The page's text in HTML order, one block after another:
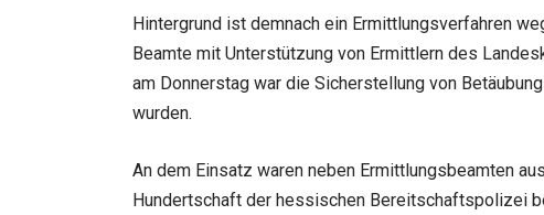
Hintergrund ist demnach ein Ermittlungsverfahren
Beamte mit Unterstützung von Ermittlern des
am Donnerstag war die Sicherstellung von
wurden.
An dem Einsatz waren neben Ermittlungsbeamten
Hundertschaft der hessischen Bereitschaftspolizei